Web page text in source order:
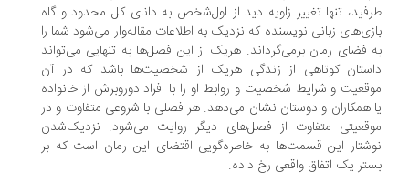
تنها تغییر زاویه دید از اول‌شخص به دانای کل محدود و گاه
زبانی نویسنده که نزدیک به اطلاعات مقاله‌وار می‌شود شما را
فضای رمان برمی‌گرداند. هریک از این فصل‌ها به تنهایی می‌تواند
کوتاهی از زندگی هریک از شخصیت‌ها باشد که در آن
و شرایط شخصیت و روابط او را با افراد دوروبرش از خانواده
همکاران و دوستان نشان می‌دهد. هر فصلی با شروعی متفاوت و در
متفاوت از فصل‌های دیگر روایت می‌شود. نزدیک‌شدن
این قسمت‌ها به خاطره‌گویی اقتضای این رمان است که بر
یک اتفاق واقعی رخ داده.